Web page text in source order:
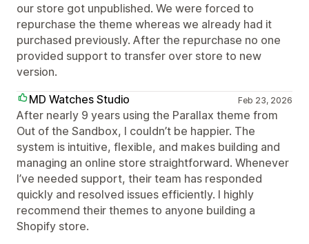
our store got unpublished. We were forced to
repurchase the theme whereas we already had it
purchased previously. After the repurchase no one
provided support to transfer over store to new
version.
MD Watches Studio
Feb 23, 2026
After nearly 9 years using the Parallax theme from
Out of the Sandbox, I couldn’t be happier. The
system is intuitive, flexible, and makes building and
managing an online store straightforward. Whenever
I’ve needed support, their team has responded
quickly and resolved issues efficiently. I highly
recommend their themes to anyone building a
Shopify store.